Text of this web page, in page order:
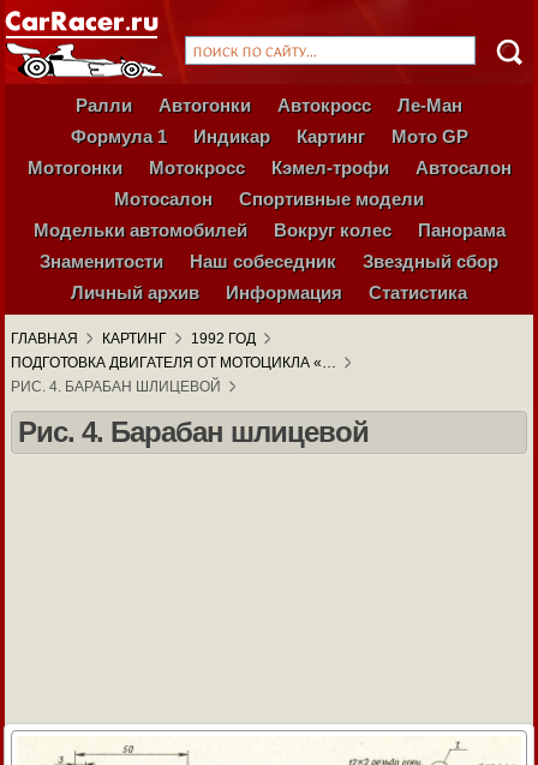
Ралли Автогонки Автокросс
Ле-Ман
Формула 1
Индикар Картинг
Мото GP
Мотогонки
Мотокросс Кэмел-трофи
Автосалон
Мотосалон
Спортивные модели
Модельки автомобилей
Вокруг колес
Панорама
Знаменитости
Наш собеседник
Звездный сбор
Личный архив
Информация Статистика
ГЛАВНАЯ КАРТИНГ
1992 ГОД
ПОДГОТОВКА ДВИГАТЕЛЯ ОТ МОТОЦИКЛА «…
РИС. 4. БАРАБАН ШЛИЦЕВОЙ
Рис. 4. Барабан шлицевой